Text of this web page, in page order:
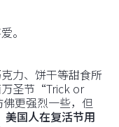
。
力、饼干等甜食所
万圣节“Trick or
更强烈一些，但
美国人在复活节用